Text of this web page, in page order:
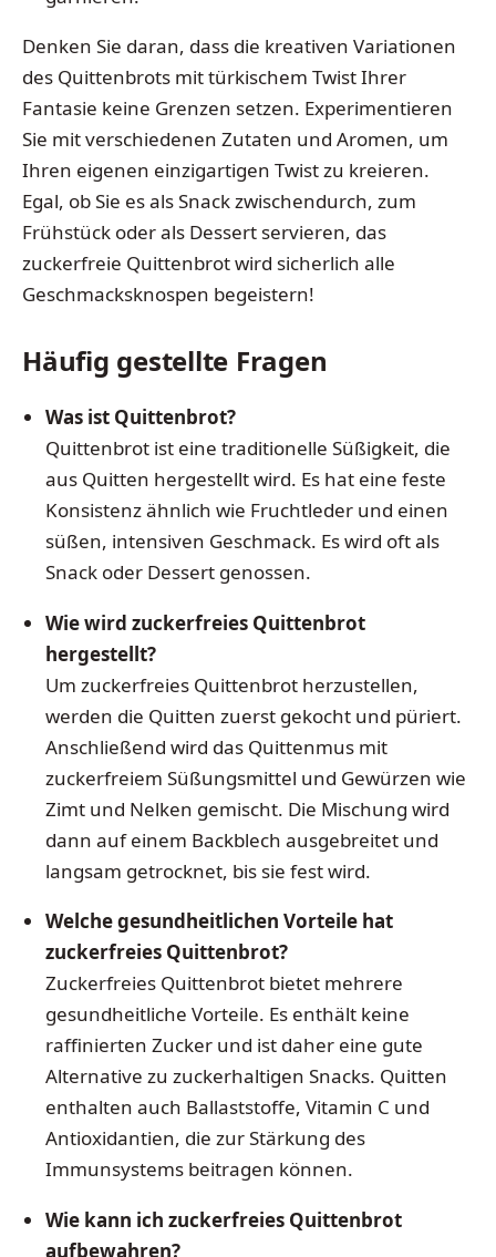
Denken Sie daran, dass die kreativen Variationen
des Quittenbrots mit türkischem Twist Ihrer
Fantasie keine Grenzen setzen. Experimentieren
Sie mit verschiedenen Zutaten und Aromen, um
Ihren eigenen einzigartigen Twist zu kreieren.
Egal, ob Sie es als Snack zwischendurch, zum
Frühstück oder als Dessert servieren, das
zuckerfreie Quittenbrot wird sicherlich alle
Geschmacksknospen begeistern!
Häufig gestellte Fragen
Was ist Quittenbrot?
Quittenbrot ist eine traditionelle Süßigkeit, die
aus Quitten hergestellt wird. Es hat eine feste
Konsistenz ähnlich wie Fruchtleder und einen
süßen, intensiven Geschmack. Es wird oft als
Snack oder Dessert genossen.
Wie wird zuckerfreies Quittenbrot
hergestellt?
Um zuckerfreies Quittenbrot herzustellen,
werden die Quitten zuerst gekocht und püriert.
Anschließend wird das Quittenmus mit
zuckerfreiem Süßungsmittel und Gewürzen wie
Zimt und Nelken gemischt. Die Mischung wird
dann auf einem Backblech ausgebreitet und
langsam getrocknet, bis sie fest wird.
Welche gesundheitlichen Vorteile hat
zuckerfreies Quittenbrot?
Zuckerfreies Quittenbrot bietet mehrere
gesundheitliche Vorteile. Es enthält keine
raffinierten Zucker und ist daher eine gute
Alternative zu zuckerhaltigen Snacks. Quitten
enthalten auch Ballaststoffe, Vitamin C und
Antioxidantien, die zur Stärkung des
Immunsystems beitragen können.
Wie kann ich zuckerfreies Quittenbrot
aufbewahren?